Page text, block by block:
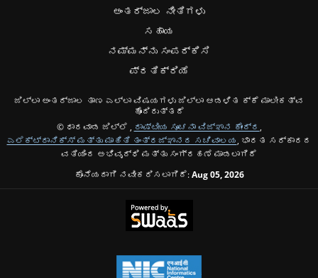
ಅಂತರ್ಜಾಲ ನೀತಿಗಳು
ಸಹಾಯ
ನಮ್ಮನ್ನು ಸಂಪರ್ಕಿಸಿ
ಪ್ರತಿಕ್ರಿಯೆ
ಜಿಲ್ಲಾ ಅಂತರ್ಜಾಲ ತಾಣ ಎಲ್ಲಾ ವಿಷಯಗಳು ಜಿಲ್ಲಾ ಆಡಳಿತ ಕ್ಕೆ ಮಾಲೀಕತ್ವ
ಹೊಂದಿರುತ್ತದೆ
© ಧಾರವಾಡ ಜಿಲ್ಲೆ ,
ರಾಷ್ಟೀಯ ಸೂಚನಾ ವಿಜ್ಞಾನ ಕೇಂದ್ರ
ಎಲೆಕ್ಟ್ರಾನಿಕ್ಸ್ ಮತ್ತು ಮಾಹಿತಿ ತಂತ್ರಜ್ಞಾನದ ಸಚಿವಾಲಯ , ಭಾರತ ಸರ್ಕಾರದ
ವತಿಯಿಂದ ಅಭಿವೃದ್ಧಿ ಮತ್ತು ಸಂಗ್ರಹಣೆ ಮಾಡಲಾಗಿದೆ
ಕೊನೆಯದಾಗಿ ನವೀಕರಿಸಲಾಗಿದೆ:Aug 05, 2026